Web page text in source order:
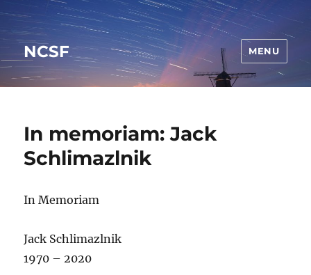
NCSF MENU
In memoriam: Jack
Schlimazlnik
In Memoriam
Jack Schlimazlnik
1970 – 2020